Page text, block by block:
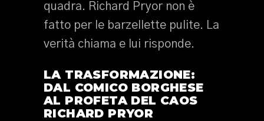
quadra. Richard Pryor non è
fatto per le barzellette pulite. La
verità chiama e lui risponde.
LA TRASFORMAZIONE:
DAL COMICO BORGHESE
AL PROFETA DEL CAOS
RICHARD PRYOR